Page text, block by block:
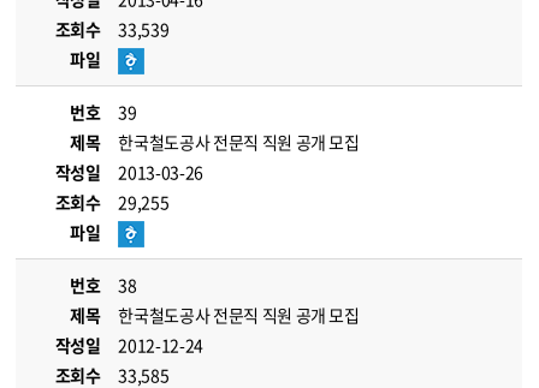
조회수
33,539
파일
번호
39
제목
한국철도공사 전문직 직원 공개 모집
작성일
2013-03-26
조회수
29,255
파일
번호
38
제목
한국철도공사 전문직 직원 공개 모집
작성일
2012-12-24
조회수
33,585